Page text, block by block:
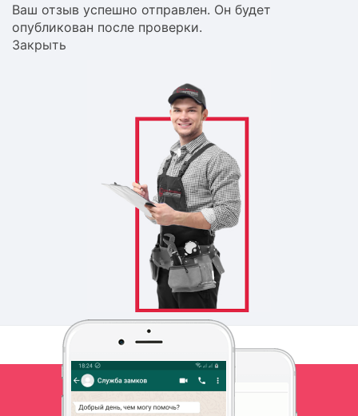
Ваш отзыв успешно отправлен. Он будет
опубликован после проверки.
Закрыть